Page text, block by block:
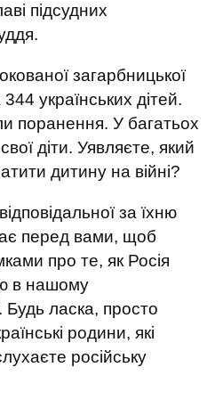
підсудних
загарбницької
українських дітей.
поранення. У багатьох
діти. Уявляєте, який
дитину на війні?
за їхню
перед вами, щоб
про те, як Росія
в нашому
Будь ласка, просто
родини, які
російську